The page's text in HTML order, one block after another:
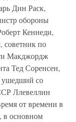
Дин Раск,
обороны
Кеннеди,
советник по
Макджордж
Тед Соренсен,
ушедший со
Ллевеллин
от времени в
в основном